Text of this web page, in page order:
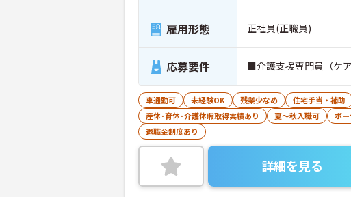
雇用形態 正社員(正職員)
応募要件 ■介護支援専門員（ケ
車通勤可 未経験OK 残業少なめ 住宅手当・補助
産休･育休･介護休暇取得実績あり
夏～秋入職可 ボ
退職金制度あり
詳細を見る